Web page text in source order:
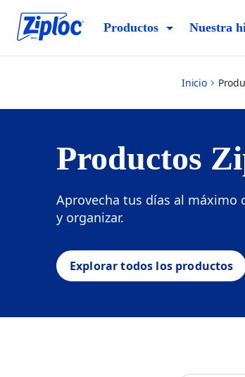
Productos Nuestra
Inicio
Productos
Aprovecha tus días al máximo
y organizar.
Explorar todos los productos